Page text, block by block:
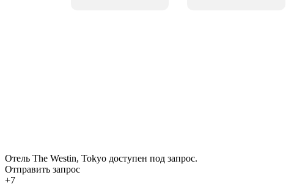
Отель The Westin, Tokyo доступен под запрос.
Отправить запрос
+7